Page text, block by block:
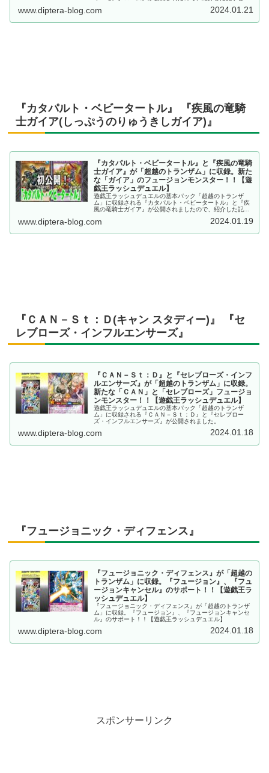
www.diptera-blog.com 2024.01.21
『カタパルト・ベビータートル』 『疾風の竜騎
士ガイア(しっぷうのりゅうきしガイア)』
『カタパルト・ベビータートル』と『疾風の竜騎
士ガイア』が「超越のトランザム」に収録。新た
な「ガイア」のフュージョンモンスター！！【遊
戯王ラッシュデュエル】
遊戯王ラッシュデュエルの基本パック「超越のトランザ
ム」に収録される『カタパルト・ベビータートル』と『疾
風の竜騎士ガイア』が公開されましたので、紹介した記事
www.diptera-blog.com 2024.01.19
『ＣＡＮ－Ｓｔ：Ｄ(キャン スタディー)』 『セ
レブローズ・インフルエンサーズ』
『ＣＡＮ－Ｓｔ：Ｄ』と『セレブローズ・インフ
ルエンサーズ』が「超越のトランザム」に収録。
新たな「ＣＡＮ」と「セレブローズ」フュージョ
ンモンスター！！【遊戯王ラッシュデュエル】
遊戯王ラッシュデュエルの基本パック「超越のトランザ
ム」に収録される『ＣＡＮ－Ｓｔ：Ｄ』と『セレブロー
ズ・インフルエンサーズ』が公開されました。
www.diptera-blog.com 2024.01.18
『フュージョニック・ディフェンス』
『フュージョニック・ディフェンス』が「超越の
トランザム」に収録。『フュージョン』、『フュ
ージョンキャンセル』のサポート！！【遊戯王ラ
ッシュデュエル】
『フュージョニック・ディフェンス』が「超越のトランザ
ム」に収録。『フュージョン』、『フュージョンキャンセ
ル』のサポート！！【遊戯王ラッシュデュエル】
www.diptera-blog.com 2024.01.18
スポンサーリンク